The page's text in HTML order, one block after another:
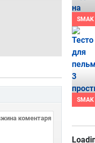
SMAK
SMAK